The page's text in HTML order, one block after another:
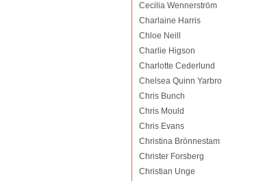
Cecilia Wennerström
Charlaine Harris
Chloe Neill
Charlie Higson
Charlotte Cederlund
Chelsea Quinn Yarbro
Chris Bunch
Chris Mould
Chris Evans
Christina Brönnestam
Christer Forsberg
Christian Unge